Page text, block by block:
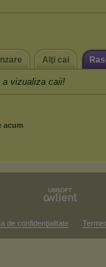
Alţi cai
a vizualiza caii!
acum
de confidenţialitate